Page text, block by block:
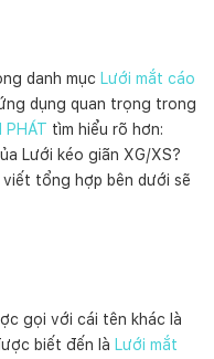
danh mục Lưới mắt cáo
dụng quan trọng trong
PHÁT tìm hiểu rõ hơn:
Lưới kéo giãn XG/XS?
tổng hợp bên dưới sẽ
gọi với cái tên khác là
biết đến là Lưới mắt